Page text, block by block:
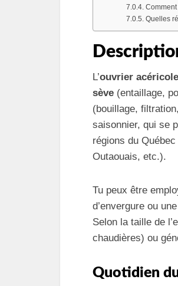
Quelles
L’ouvrier acéricole
sève (entaillage,
(bouillage,
saisonnier, qui se
régions du
Outaouais, etc.).
Tu peux être
d’envergure ou
Selon la taille de
chaudières) ou
Quotidien